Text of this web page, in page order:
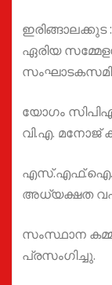
ഏരിയ
യോഗം
വി.എ. മനോജ്
എസ്.എഫ്.ഐ.
അധ്യക്ഷത
സംസ്ഥാന
പ്രസംഗിച്ചു.